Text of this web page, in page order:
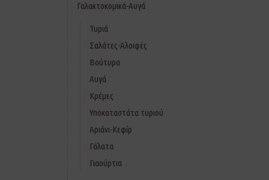
Γαλακτοκομικά-Αυγά
Τυριά
Σαλάτες-Αλοιφές
Βούτυρα
Αυγά
Κρέμες
Υποκαταστάτα τυριού
Αριάνι-Κεφίρ
Γάλατα
Γιαούρτια